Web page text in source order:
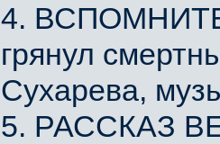
4.
грянул
Сухарева,
5. РАССКАЗ